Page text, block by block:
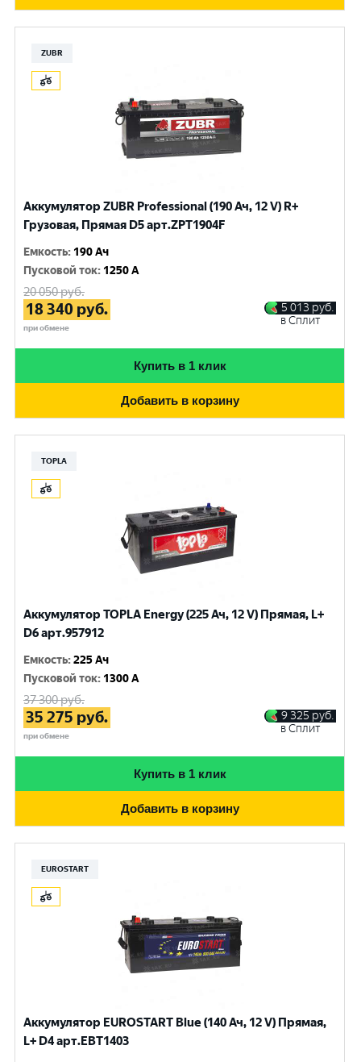
ZUBR
Аккумулятор ZUBR Professional (190 Ач, 12 V) R+
Грузовая, Прямая D5 арт.ZPT1904F
Емкость: 190 Ач
Пусковой ток: 1250 A
20 050руб.
18 340 руб.
при обмене
5 013 руб.
в Сплит
Купить в 1 клик
Добавить в корзину
TOPLA
Аккумулятор TOPLA Energy (225 Ач, 12 V) Прямая, L+
D6 арт.957912
Емкость:225 Ач
Пусковой ток: 1300 A
37 300руб.
35 275 руб.
при обмене
9 325 руб.
в Сплит
Купить в 1 клик
Добавить в корзину
EUROSTART
Аккумулятор EUROSTART Blue (140 Ач, 12 V) Прямая,
L+ D4 арт.EBT1403